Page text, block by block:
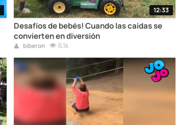
12:33
Desafíos de bebés! Cuando las caídas se
convierten en diversión
biberon 6.1k